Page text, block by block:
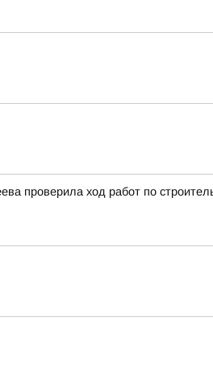
проверила ход работ по